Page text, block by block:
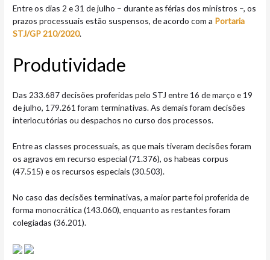
Entre os dias 2 e 31 de julho – durante as férias dos ministros –, os
prazos processuais estão suspensos, de acordo com a Portaria
STJ/GP 210/2020​.
Produtividade
Das 233.687 decisões proferidas pelo STJ entre 16 de março e 19
de julho, 179.261 foram terminativas. As demais foram decisões
interlocutórias ou despachos no curso dos processos.
Entre as classes processuais, as que mais tiveram decisões foram
os agravos em recurso especial (71.376), os habeas corpus
(47.515) e os recursos especiais (30.503).
No caso das decisões terminativas, a maior parte foi proferida de
forma monocrática (143.060), enquanto as restantes foram
colegiadas (36.201).